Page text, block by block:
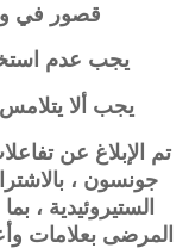
قصور في
يجب عدم
يجب ألا
تم الإبلاغ عن
جونسون ،
الستيروئيدية ،
المرضى بعلامات